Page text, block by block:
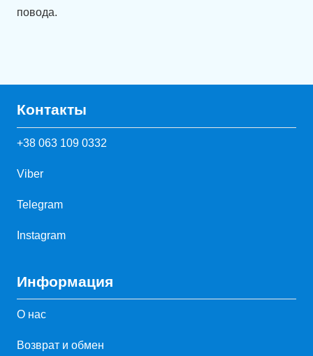
повода.
Контакты
+38 063 109 0332
Viber
Telegram
Instagram
Информация
О нас
Возврат и обмен